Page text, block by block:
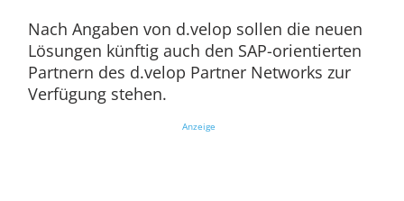
Nach Angaben von d.velop sollen die neuen
Lösungen künftig auch den SAP-orientierten
Partnern des d.velop Partner Networks zur
Verfügung stehen.
Anzeige